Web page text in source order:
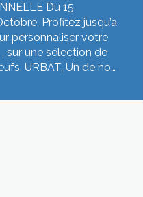
pour pers...
Du 15
Profitez jusqu’à
personnaliser votre
sur une sélection de
de nos
ses secteurs